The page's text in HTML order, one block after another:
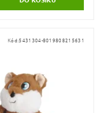
Kód:5431304-8019808215631